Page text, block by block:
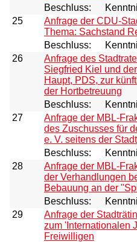
Beschluss:
25
Anfrage der CDU-
Thema: Sachstand
Beschluss:
26
Anfrage des
Siegfried Kiel und
Haupt, PDS, zur
der Hortbetreuung
Beschluss:
27
Anfrage der MBL-
des Zuschusses für
e. V. seitens der Stadt
Beschluss:
28
Anfrage der MBL-
der Verhandlungen
Bebauung an der
Beschluss:
29
Anfrage der
zum 'Internationalen
Freiwilligen